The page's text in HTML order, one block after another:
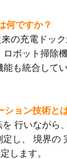
何ですか？
の充電ドッ
ボット掃除
能も統合して
ョン技術と
行いながら
し、 境界の
します。